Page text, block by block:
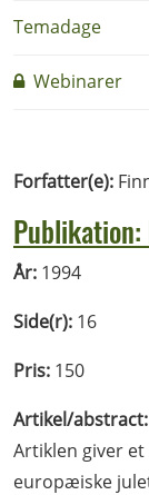
Temadage
Webinarer
Forfatter(e):
Publikation:
År: 1994
Side(r): 16
Pris: 150
Artikel/abstract:
Artiklen giver
europæiske